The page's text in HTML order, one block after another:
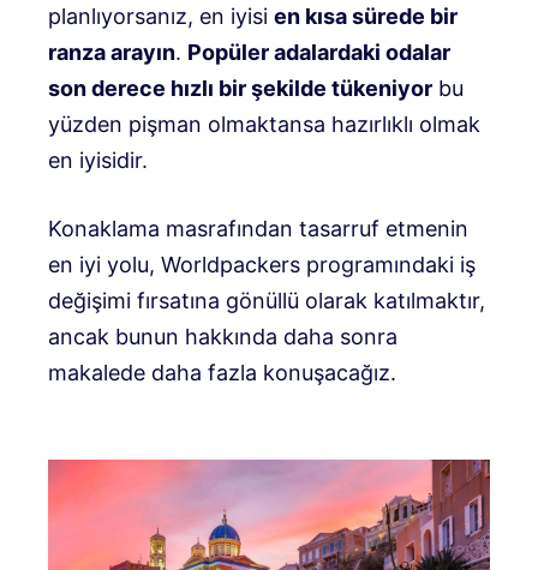
planlıyorsanız, en iyisi en kısa sürede bir
ranza arayın. Popüler adalardaki odalar
son derece hızlı bir şekilde tükeniyor bu
yüzden pişman olmaktansa hazırlıklı olmak
en iyisidir.
Konaklama masrafından tasarruf etmenin
en iyi yolu, Worldpackers programındaki iş
değişimi fırsatına gönüllü olarak katılmaktır,
ancak bunun hakkında daha sonra
makalede daha fazla konuşacağız.